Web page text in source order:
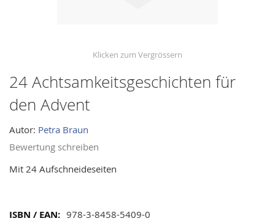
24 Achtsamkeitsgeschichten für
den Advent
Autor: Petra Braun
Bewertung schreiben
Mit 24 Aufschneideseiten
Mehr
978-3-8458-5409-0
Skip
the
the
images